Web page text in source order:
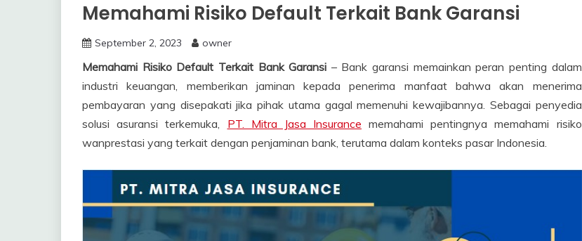
Memahami Risiko Default Terkait Bank Garansi
September 2, 2023 owner
Memahami Risiko Default Terkait Bank Garansi – Bank garansi memainkan peran penting dalam
industri keuangan, memberikan jaminan kepada penerima manfaat bahwa akan menerima
pembayaran yang disepakati jika pihak utama gagal memenuhi kewajibannya. Sebagai penyedia
solusi asuransi terkemuka, PT. Mitra Jasa Insurance memahami pentingnya memahami risiko
wanprestasi yang terkait dengan penjaminan bank, terutama dalam konteks pasar Indonesia.